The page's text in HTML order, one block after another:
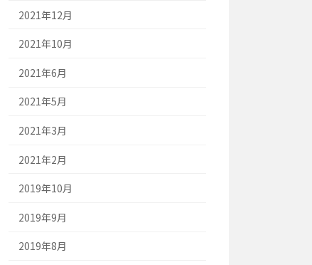
2021年12月
2021年10月
2021年6月
2021年5月
2021年3月
2021年2月
2019年10月
2019年9月
2019年8月